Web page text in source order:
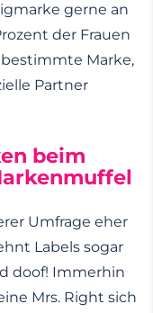
gerne an
der Frauen
Marke,
Partner
beim
Umfrage eher
Labels sogar
doof! Immerhin
Mrs. Right sich